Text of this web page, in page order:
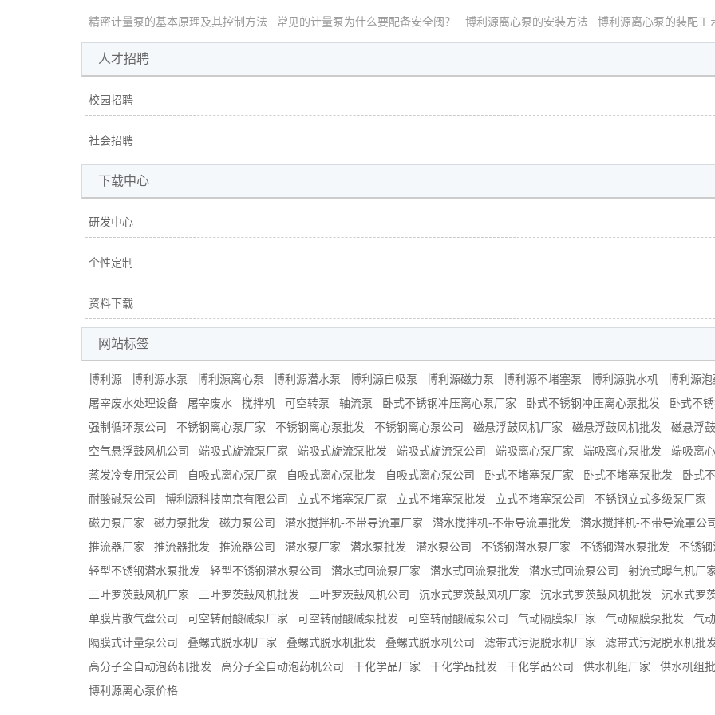
精密计量泵的基本原理及其控制方法 常见的计量泵为什么要配备安全阀？ 博利源离心泵的安装方法 博利源离心泵的装配工
人才招聘
校园招聘
社会招聘
下载中心
研发中心
个性定制
资料下载
网站标签
博利源 博利源水泵 博利源离心泵 博利源潜水泵 博利源自吸泵 博利源磁力泵 博利源不堵塞泵 博利源脱水机
博利源泡
屠宰废水处理设备
屠宰废水 搅拌机 可空转泵 轴流泵 卧式不锈钢冲压离心泵厂家 卧式不锈钢冲压离心泵批发
卧式不
强制循环泵公司
不锈钢离心泵厂家 不锈钢离心泵批发 不锈钢离心泵公司 磁悬浮鼓风机厂家 磁悬浮鼓风机批发
磁悬浮
空气悬浮鼓风机公司
端吸式旋流泵厂家 端吸式旋流泵批发 端吸式旋流泵公司 端吸离心泵厂家 端吸离心泵批发
端吸离
蒸发冷专用泵公司
自吸式离心泵厂家 自吸式离心泵批发 自吸式离心泵公司 卧式不堵塞泵厂家 卧式不堵塞泵批发
卧式
耐酸碱泵公司
博利源科技南京有限公司 立式不堵塞泵厂家 立式不堵塞泵批发 立式不堵塞泵公司
不锈钢立式多级泵厂家
磁力泵厂家
磁力泵批发 磁力泵公司 潜水搅拌机-不带导流罩厂家 潜水搅拌机-不带导流罩批发
潜水搅拌机-不带导流罩公
推流器厂家
推流器批发 推流器公司 潜水泵厂家 潜水泵批发 潜水泵公司 不锈钢潜水泵厂家 不锈钢潜水泵批发
不锈
轻型不锈钢潜水泵批发
轻型不锈钢潜水泵公司 潜水式回流泵厂家 潜水式回流泵批发 潜水式回流泵公司
射流式曝气机厂
三叶罗茨鼓风机厂家
三叶罗茨鼓风机批发 三叶罗茨鼓风机公司 沉水式罗茨鼓风机厂家 沉水式罗茨鼓风机批发
沉水式罗
单膜片散气盘公司
可空转耐酸碱泵厂家 可空转耐酸碱泵批发 可空转耐酸碱泵公司 气动隔膜泵厂家 气动隔膜泵批发
气
隔膜式计量泵公司
叠螺式脱水机厂家 叠螺式脱水机批发 叠螺式脱水机公司 滤带式污泥脱水机厂家
滤带式污泥脱水机批
高分子全自动泡药机批发
高分子全自动泡药机公司 干化学品厂家 干化学品批发 干化学品公司 供水机组厂家
供水机组
博利源离心泵价格